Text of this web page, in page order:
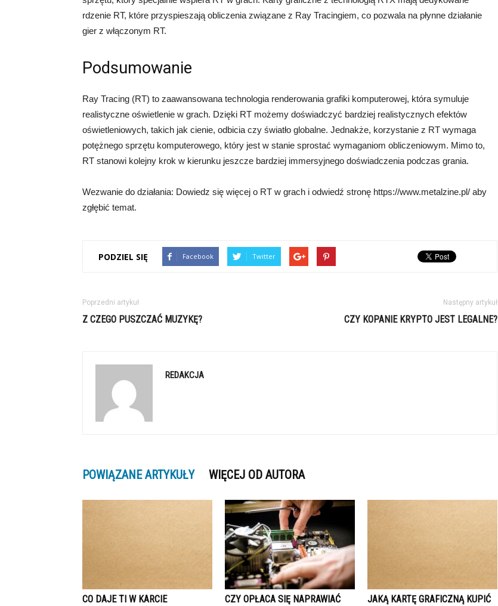
rdzenie RT, które przyspieszają obliczenia związane z Ray Tracingiem, co pozwala na płynne działanie
gier z włączonym RT.
Podsumowanie
Ray Tracing (RT) to zaawansowana technologia renderowania grafiki komputerowej, która symuluje
realistyczne oświetlenie w grach. Dzięki RT możemy doświadczyć bardziej realistycznych efektów
oświetleniowych, takich jak cienie, odbicia czy światło globalne. Jednakże, korzystanie z RT wymaga
potężnego sprzętu komputerowego, który jest w stanie sprostać wymaganiom obliczeniowym. Mimo to,
RT stanowi kolejny krok w kierunku jeszcze bardziej immersyjnego doświadczenia podczas grania.
Wezwanie do działania: Dowiedz się więcej o RT w grach i odwiedź stronę https://www.metalzine.pl/ aby
zgłębić temat.
PODZIEL SIĘ Facebook Twitter
Poprzedni artykuł
Z CZEGO PUSZCZAĆ MUZYKĘ?
Następny artykuł
CZY KOPANIE KRYPTO JEST LEGALNE?
REDAKCJA
POWIĄZANE ARTYKUŁY WIĘCEJ OD AUTORA
CO DAJE TI W KARCIE
CZY OPŁACA SIĘ NAPRAWIAĆ
JAKĄ KARTĘ GRAFICZNĄ KUPIĆ